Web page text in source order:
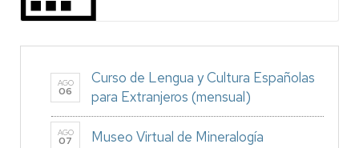
AGO
06
Curso de Lengua y Cultura Españolas
para Extranjeros (mensual)
AGO
07 Museo Virtual de Mineralogía